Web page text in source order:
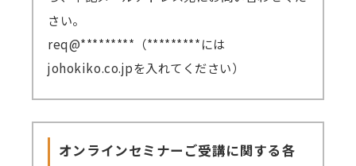
さい。
req@*********（*********には
johokiko.co.jpを入れてください）
オンラインセミナーご受講に関する各